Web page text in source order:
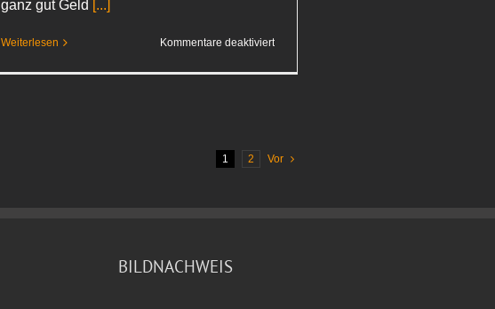
ganz gut Geld [...]
Weiterlesen Kommentare deaktiviertfür
1 2 Vor
BILDNACHWEIS